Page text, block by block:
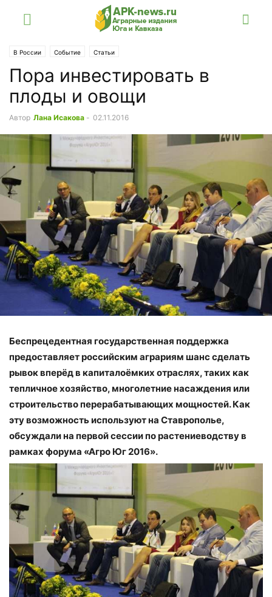
В России Событие Статьи
Пора инвестировать в
плоды и овощи
Автор Лана Исакова - 02.11.2016
Беспрецедентная государственная поддержка
предоставляет российским аграриям шанс сделать
рывок вперёд в капиталоёмких отраслях, таких как
тепличное хозяйство, многолетние насаждения или
строительство перерабатывающих мощностей. Как
эту возможность используют на Ставрополье,
обсуждали на первой сессии по растениеводству в
рамках форума «Агро Юг 2016».